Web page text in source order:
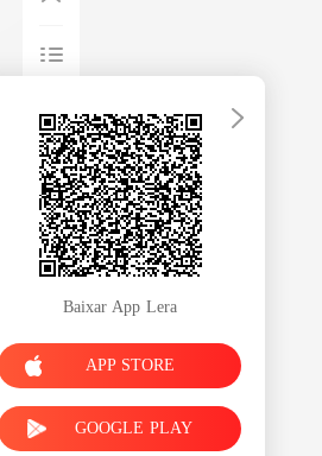
Baixar App Lera
APP STORE
GOOGLE PLAY